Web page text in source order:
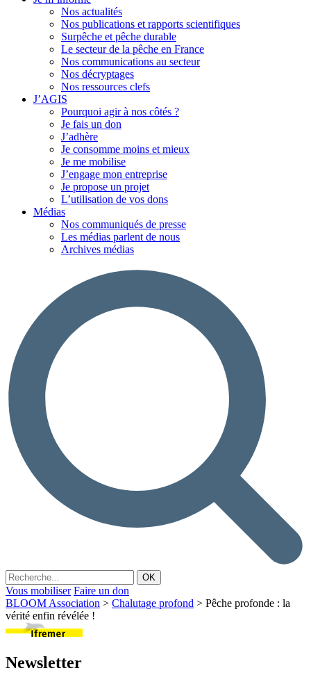
Nos actualités
Nos publications et rapports scientifiques
Surpêche et pêche durable
Le secteur de la pêche en France
Nos communications au secteur
Nos décryptages
Nos ressources clefs
J’AGIS
Pourquoi agir à nos côtés ?
Je fais un don
J’adhère
Je consomme moins et mieux
Je me mobilise
J’engage mon entreprise
Je propose un projet
L’utilisation de vos dons
Médias
Nos communiqués de presse
Les médias parlent de nous
Archives médias
Vous mobiliser Faire un don
BLOOM Association > Chalutage profond > Pêche profonde : la
vérité enfin révélée !
Newsletter